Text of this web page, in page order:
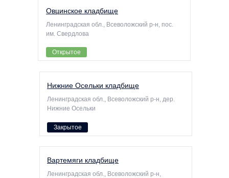
Открытое
Ленинградская обл., Всеволожский р-н, пос.
им. Свердлова
Овцинское кладбище
Закрытое
Ленинградская обл., Всеволожский р-н, дер.
Нижние Осельки
Нижние Осельки кладбище
Ленинградская обл., Всеволожский р-н,
Вартемяги кладбище